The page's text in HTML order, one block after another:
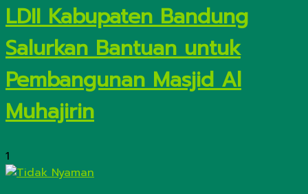
LDII Kabupaten Bandung
Salurkan Bantuan untuk
Pembangunan Masjid Al
Muhajirin
1